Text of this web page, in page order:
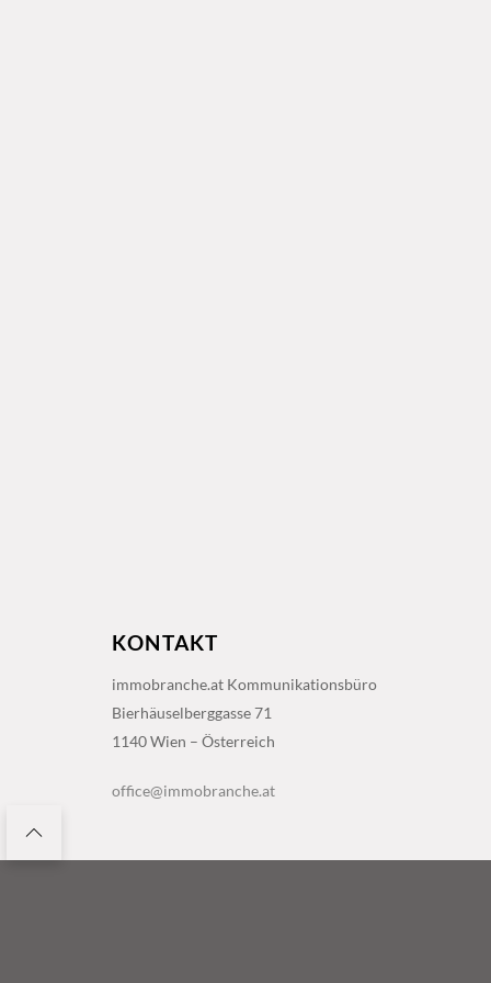
KONTAKT
immobranche.at Kommunikationsbüro
Bierhäuselberggasse 71
1140 Wien – Österreich
office@immobranche.at